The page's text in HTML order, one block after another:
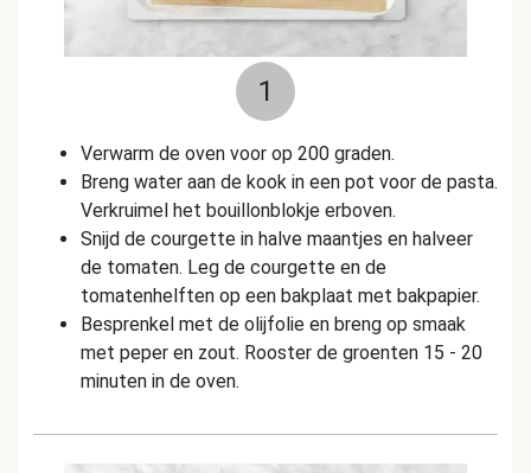
1
Verwarm de oven voor op 200 graden.
Breng water aan de kook in een pot voor de pasta.
Verkruimel het bouillonblokje erboven.
Snijd de courgette in halve maantjes en halveer
de tomaten. Leg de courgette en de
tomatenhelften op een bakplaat met bakpapier.
Besprenkel met de olijfolie en breng op smaak
met peper en zout. Rooster de groenten 15 - 20
minuten in de oven.